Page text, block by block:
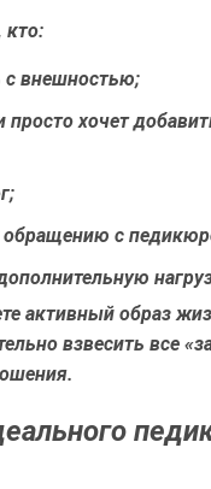
кто:
с внешностью;
просто хочет
обращению с
активный образ
взвесить все